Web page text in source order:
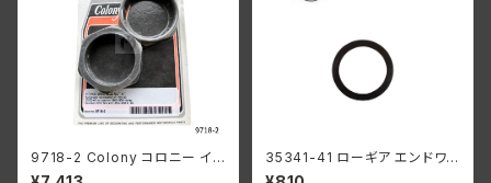
9718-2 Colony コロニー イン
テーク マニホールド ナット キッ
35341-41 ローギア エンドワッ
シャー1個